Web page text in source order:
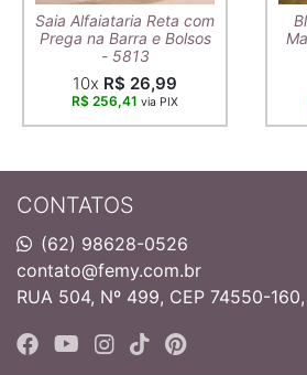
Saia Alfaiataria Reta com
Prega na Barra e Bolsos
- 5813
10x R$ 26,99
R$ 256,41 via PIX
CONTATOS
(62) 98628-0526
contato@femy.com.br
RUA 504, Nº 499, CEP 74550-160,